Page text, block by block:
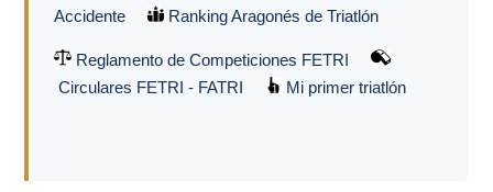
Accidente
Ranking Aragonés de Triatlón
Reglamento de Competiciones FETRI
Circulares FETRI - FATRI
Mi primer triatlón